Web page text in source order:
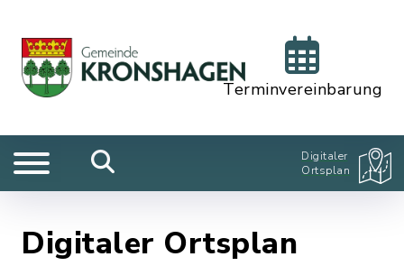
Terminvereinbarung
Digitaler
Ortsplan
Digitaler Ortsplan